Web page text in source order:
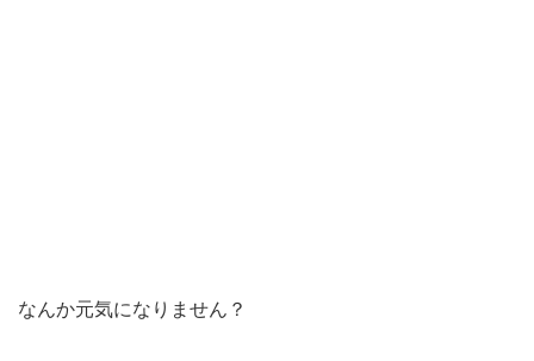
なんか元気になりません？